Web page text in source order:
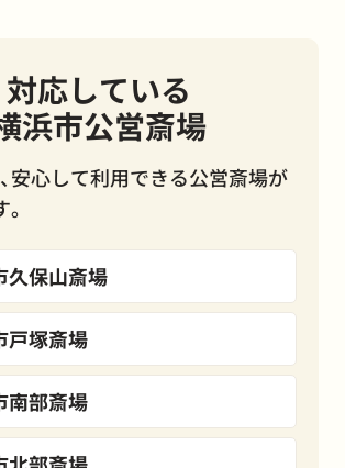
対応している
浜市公営斎場
安心して利用できる公営斎場が
久保山斎場
戸塚斎場
南部斎場